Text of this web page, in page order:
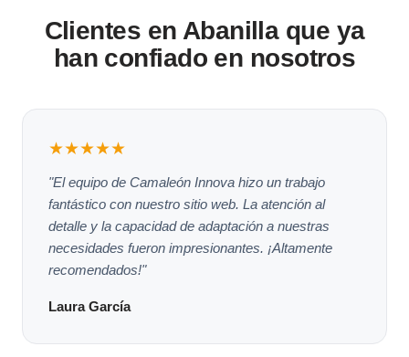
Clientes en Abanilla que ya
han confiado en nosotros
★★★★★
"El equipo de Camaleón Innova hizo un trabajo
fantástico con nuestro sitio web. La atención al
detalle y la capacidad de adaptación a nuestras
necesidades fueron impresionantes. ¡Altamente
recomendados!"
Laura García